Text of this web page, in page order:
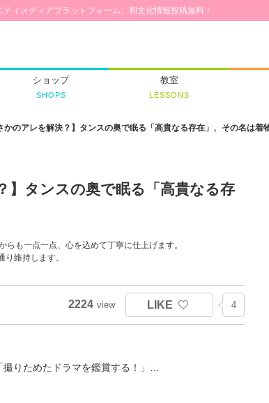
ィメディアプラットフォーム。和文化情報投稿無料！
ショップ
SHOPS
教室
LESSONS
かのアレを解決？】タンスの奥で眠る「高貴なる存在」、その名は着
】タンスの奥で眠る「高貴なる存
も一点一点、心を込めて丁寧に仕上げます。
維持します。
LIKE 4
2224 view
りためたドラマを鑑賞する！」…